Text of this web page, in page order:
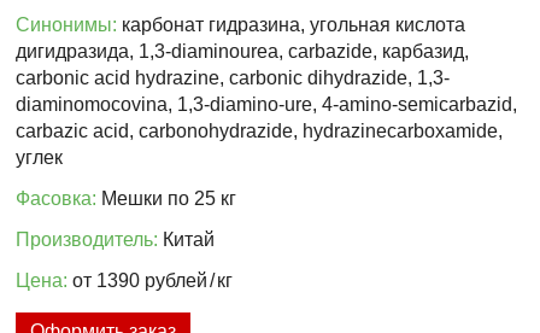
Синонимы: карбонат гидразина, угольная кислота
дигидразида, 1,3-diaminourea, carbazide, карбазид,
carbonic acid hydrazine, carbonic dihydrazide, 1,3-
diaminomocovina, 1,3-diamino-ure, 4-amino-semicarbazid,
carbazic acid, carbonohydrazide, hydrazinecarboxamide,
углек
Фасовка: Мешки по 25 кг
Производитель: Китай
Цена: от 1390 рублей /кг